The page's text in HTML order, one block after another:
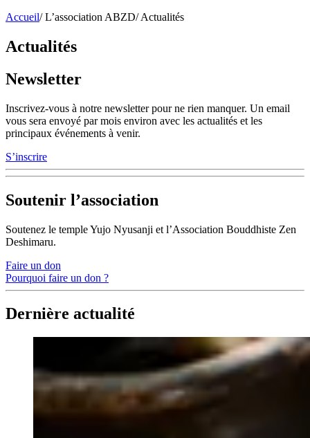
Accueil/ L’association ABZD/ Actualités
Actualités
Newsletter
Inscrivez-vous à notre newsletter pour ne rien manquer. Un email
vous sera envoyé par mois environ avec les actualités et les
principaux événements à venir.
S’inscrire
Soutenir l’association
Soutenez le temple Yujo Nyusanji et l’Association Bouddhiste Zen
Deshimaru.
Faire un don
Pourquoi faire un don ?
Dernière actualité